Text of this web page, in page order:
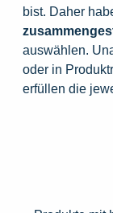
bist. Daher
auswählen.
oder in
erfüllen die